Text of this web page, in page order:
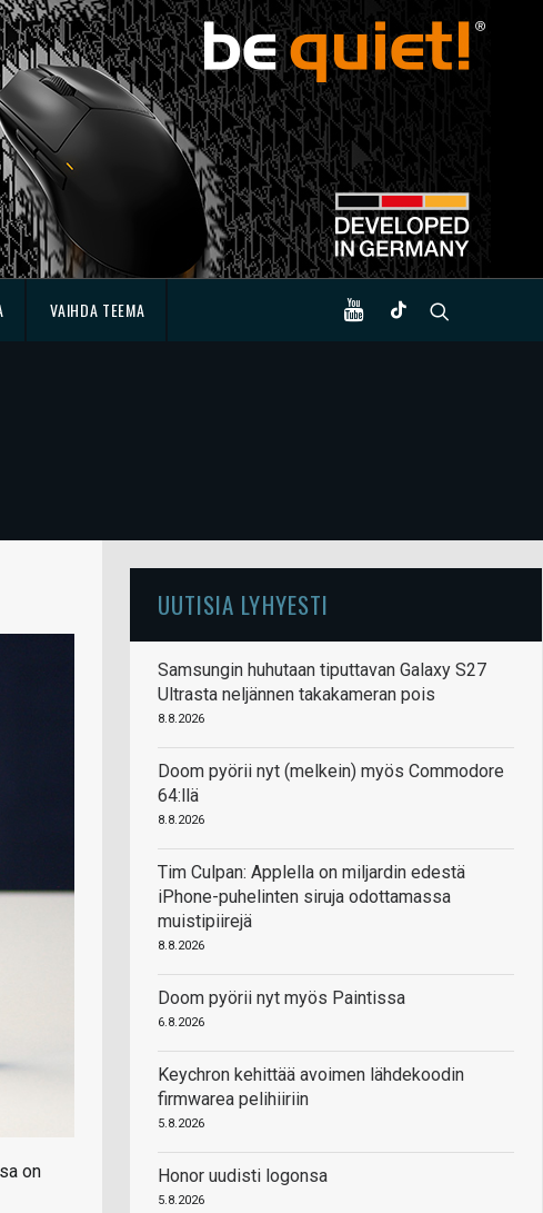
VAIHDA TEEMA
on
UUTISIA LYHYESTI
Samsungin huhutaan tiputtavan Galaxy S27
Ultrasta neljännen takakameran pois
8.8.2026
Doom pyörii nyt (melkein) myös Commodore
64:llä
8.8.2026
Tim Culpan: Applella on miljardin edestä
iPhone-puhelinten siruja odottamassa
muistipiirejä
8.8.2026
Doom pyörii nyt myös Paintissa
6.8.2026
Keychron kehittää avoimen lähdekoodin
firmwarea pelihiiriin
5.8.2026
Honor uudisti logonsa
5.8.2026